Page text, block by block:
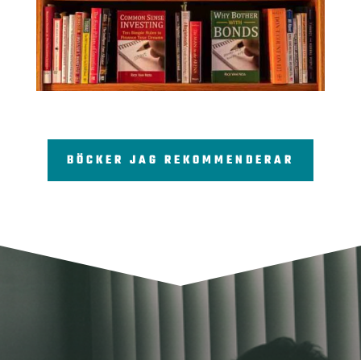
BÖCKER JAG REKOMMENDERAR